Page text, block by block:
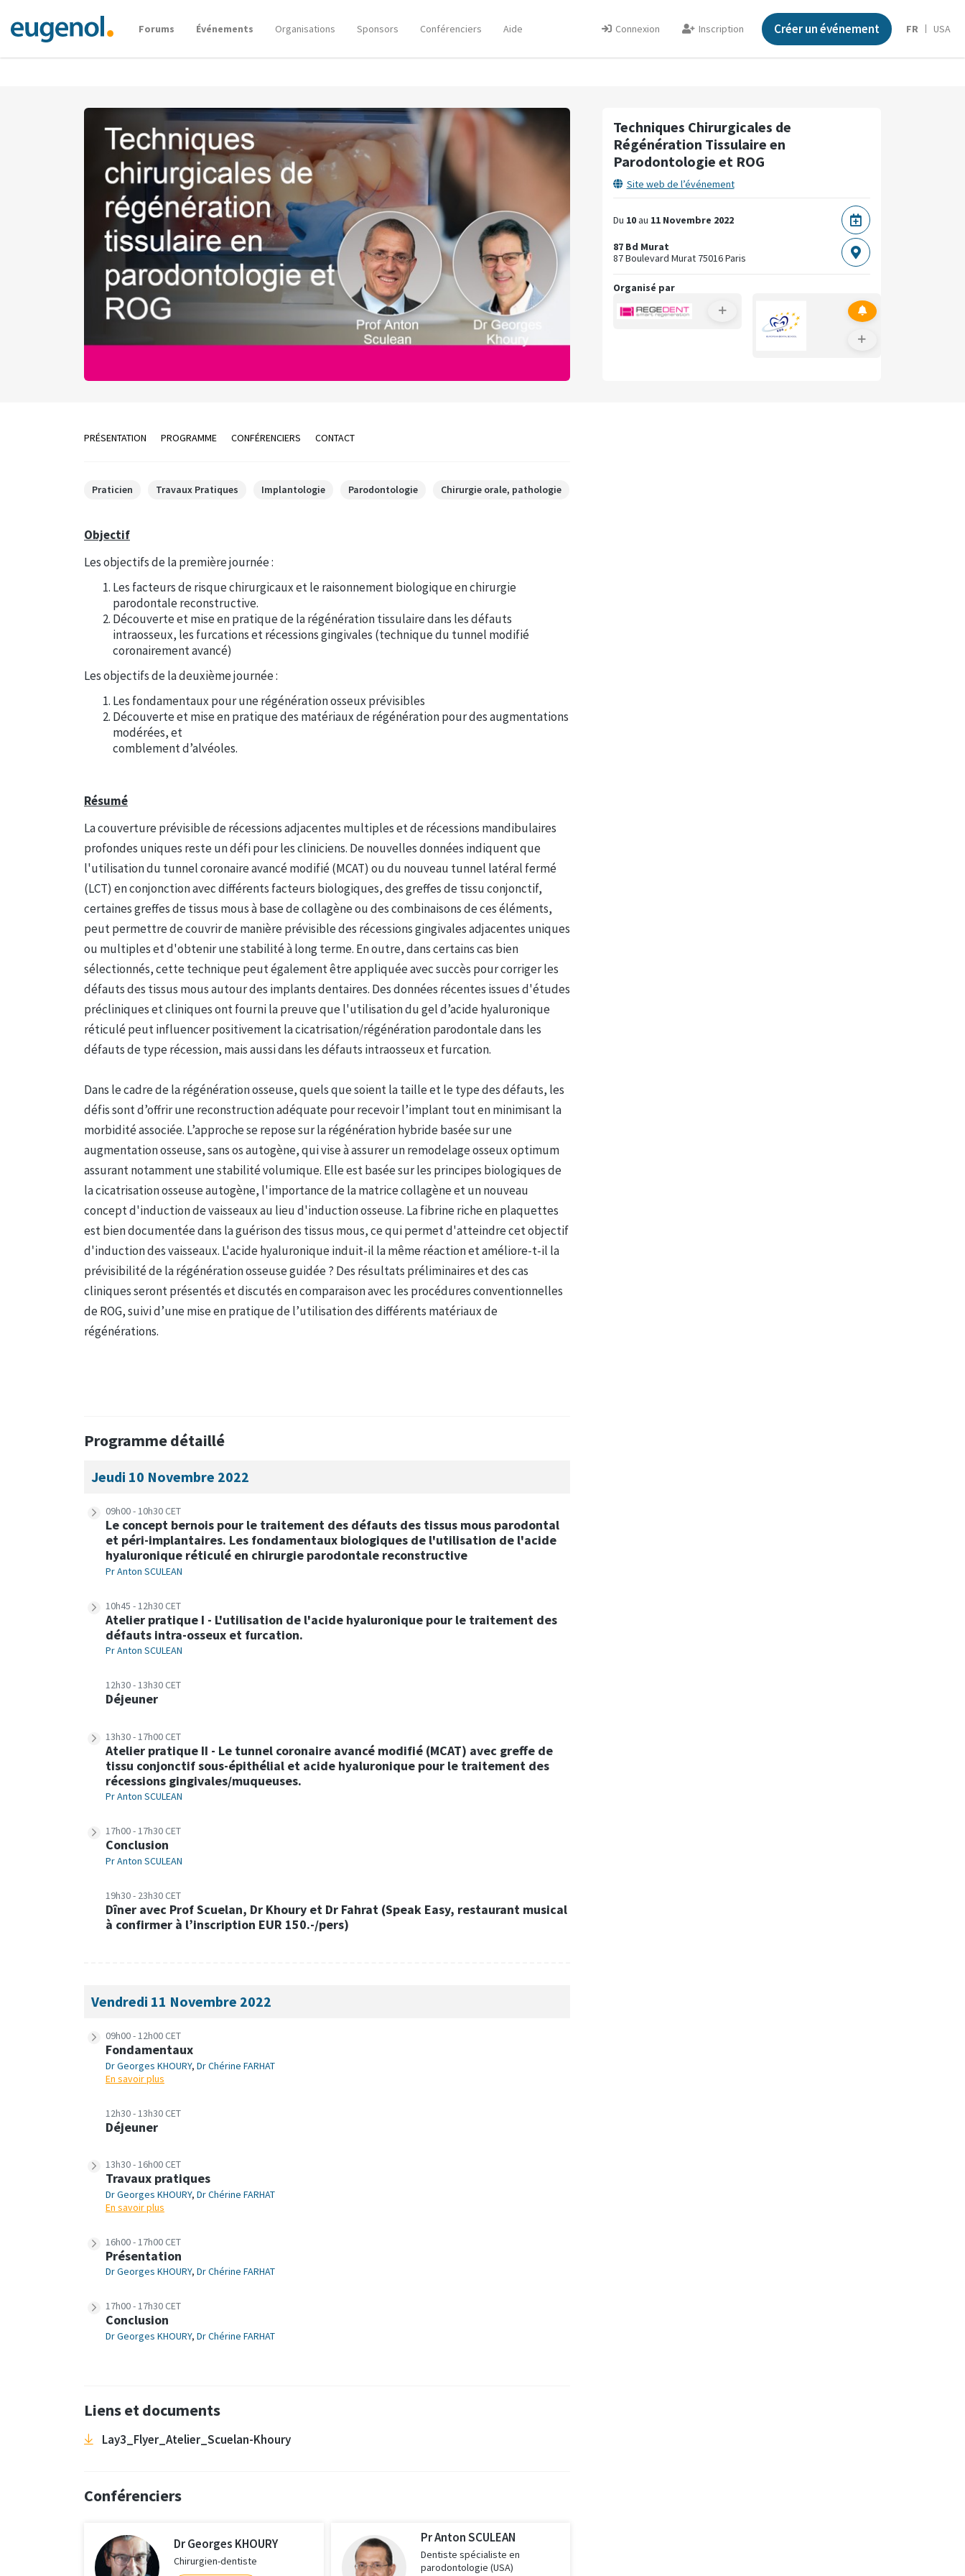
Forums Événements Organisations Sponsors Conférenciers Aide Connexion Inscription Créer un événement FR USA
Techniques Chirurgicales de
Régénération Tissulaire en
Parodontologie et ROG
Site web de l’événement
Du 10au 11 Novembre 2022
87 Bd Murat
87 Boulevard Murat 75016 Paris
Organisé par
PRÉSENTATION PROGRAMME CONFÉRENCIERS CONTACT
Praticien Travaux Pratiques Implantologie Parodontologie Chirurgie orale, pathologie
Objectif
Les objectifs de la première journée :
Les facteurs de risque chirurgicaux et le raisonnement biologique en chirurgie
parodontale reconstructive.
Découverte et mise en pratique de la régénération tissulaire dans les défauts
intraosseux, les furcations et récessions gingivales (technique du tunnel modifié
coronairement avancé)
Les objectifs de la deuxième journée :
Les fondamentaux pour une régénération osseux prévisibles
Découverte et mise en pratique des matériaux de régénération pour des augmentations
modérées, et
comblement d’alvéoles.
Résumé
La couverture prévisible de récessions adjacentes multiples et de récessions mandibulaires
profondes uniques reste un défi pour les cliniciens. De nouvelles données indiquent que
l'utilisation du tunnel coronaire avancé modifié (MCAT) ou du nouveau tunnel latéral fermé
(LCT) en conjonction avec différents facteurs biologiques, des greffes de tissu conjonctif,
certaines greffes de tissus mous à base de collagène ou des combinaisons de ces éléments,
peut permettre de couvrir de manière prévisible des récessions gingivales adjacentes uniques
ou multiples et d'obtenir une stabilité à long terme. En outre, dans certains cas bien
sélectionnés, cette technique peut également être appliquée avec succès pour corriger les
défauts des tissus mous autour des implants dentaires. Des données récentes issues d'études
précliniques et cliniques ont fourni la preuve que l'utilisation du gel d’acide hyaluronique
réticulé peut influencer positivement la cicatrisation/régénération parodontale dans les
défauts de type récession, mais aussi dans les défauts intraosseux et furcation.
Dans le cadre de la régénération osseuse, quels que soient la taille et le type des défauts, les
défis sont d’offrir une reconstruction adéquate pour recevoir l’implant tout en minimisant la
morbidité associée. L’approche se repose sur la régénération hybride basée sur une
augmentation osseuse, sans os autogène, qui vise à assurer un remodelage osseux optimum
assurant notamment une stabilité volumique. Elle est basée sur les principes biologiques de
la cicatrisation osseuse autogène, l'importance de la matrice collagène et un nouveau
concept d'induction de vaisseaux au lieu d'induction osseuse. La fibrine riche en plaquettes
est bien documentée dans la guérison des tissus mous, ce qui permet d'atteindre cet objectif
d'induction des vaisseaux. L'acide hyaluronique induit-il la même réaction et améliore-t-il la
prévisibilité de la régénération osseuse guidée ? Des résultats préliminaires et des cas
cliniques seront présentés et discutés en comparaison avec les procédures conventionnelles
de ROG, suivi d’une mise en pratique de l’utilisation des différents matériaux de
régénérations.
Programme détaillé
Jeudi 10 Novembre 2022
09h00 - 10h30 CET
Le concept bernois pour le traitement des défauts des tissus mous parodontal
et péri-implantaires. Les fondamentaux biologiques de l'utilisation de l'acide
hyaluronique réticulé en chirurgie parodontale reconstructive
Pr Anton SCULEAN
10h45 - 12h30 CET
Atelier pratique I - L'utilisation de l'acide hyaluronique pour le traitement des
défauts intra-osseux et furcation.
Pr Anton SCULEAN
12h30 - 13h30 CET
Déjeuner
13h30 - 17h00 CET
Atelier pratique II - Le tunnel coronaire avancé modifié (MCAT) avec greffe de
tissu conjonctif sous-épithélial et acide hyaluronique pour le traitement des
récessions gingivales/muqueuses.
Pr Anton SCULEAN
17h00 - 17h30 CET
Conclusion
Pr Anton SCULEAN
19h30 - 23h30 CET
Dîner avec Prof Scuelan, Dr Khoury et Dr Fahrat (Speak Easy, restaurant musical
à confirmer à l’inscription EUR 150.-/pers)
Vendredi 11 Novembre 2022
09h00 - 12h00 CET
Fondamentaux
Dr Georges KHOURY, Dr Chérine FARHAT
En savoir plus
12h30 - 13h30 CET
Déjeuner
13h30 - 16h00 CET
Travaux pratiques
Dr Georges KHOURY, Dr Chérine FARHAT
En savoir plus
16h00 - 17h00 CET
Présentation
Dr Georges KHOURY, Dr Chérine FARHAT
17h00 - 17h30 CET
Conclusion
Dr Georges KHOURY, Dr Chérine FARHAT
Liens et documents
Lay3_Flyer_Atelier_Scuelan-Khoury
Conférenciers
Dr Georges KHOURY
Chirurgien-dentiste
Pr Anton SCULEAN
Dentiste spécialiste en
parodontologie (USA)